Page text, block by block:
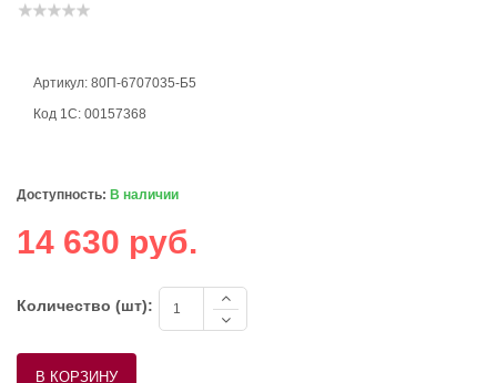
Артикул: 80П-6707035-Б5
Код 1С: 00157368
Доступность: В наличии
14 630 руб.
Количество (шт):